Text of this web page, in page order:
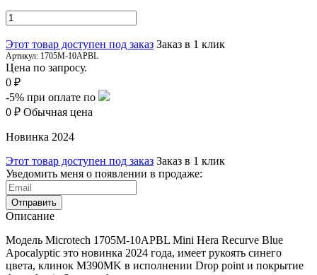
Этот товар доступен под заказ Заказ в 1 клик
Артикул: 1705M-10APBL
Цена по запросу.
0 ₽
-5% при оплате по
0 ₽ Обычная цена
Новинка 2024
Этот товар доступен под заказ Заказ в 1 клик
Уведомить меня о появлении в продаже:
Отправить
Описание
Модель Microtech 1705M-10APBL Mini Hera Recurve Blue
Apocalyptic это новинка 2024 года, имеет рукоять синего
цвета, клинок M390MK в исполнении Drop point и покрытие